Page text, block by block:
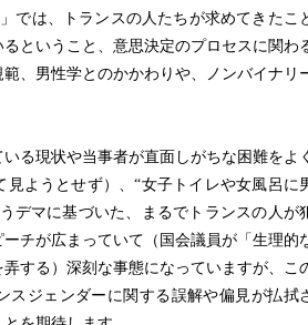
では、トランスの人たちが求めてきたこ
ということ、意思決定のプロセスに関わ
、男性学とのかかわりや、ノンバイナリ
る現状や当事者が直面しがちな困難をよく
ようとせず）、“女子トイレや女風呂に
デマに基づいた、まるでトランスの人が
チが広まっていて（国会議員が「生理的
する）深刻な事態になっていますが、こ
スジェンダーに関する誤解や偏見が払拭